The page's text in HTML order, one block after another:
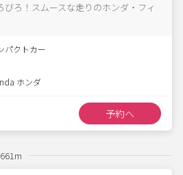
ろ！スムースな走りのホンダ・フィ
パクトカー
ホンダ
予約へ